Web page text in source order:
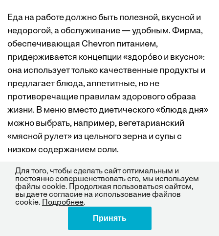
Еда на работе должно быть полезной, вкусной и
недорогой, а обслуживание — удобным. Фирма,
обеспечивающая Chevron питанием,
придерживается концепции «здорóво и вкусно»:
она использует только качественные продукты и
предлагает блюда, аппетитные, но не
противоречащие правилам здорового образа
жизни. В меню вместо диетического «блюда дня»
можно выбрать, например, вегетарианский
«мясной рулет» из цельного зерна и супы с
низком содержанием соли.
Доступ к информации.Организации все чаще
распространяют информацию о своих
оздоровительных программах, собирают
результаты диспансеризации сотрудников и их
Для того, чтобы сделать сайт оптимальным и
постоянно совершенствовать его, мы используем
файлы cookie. Продолжая пользоваться сайтом,
вы даете согласие на использование файлов
cookie.
Подробнее.
Принять